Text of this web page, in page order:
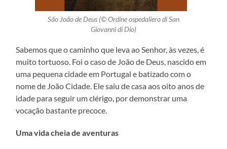
São João de Deus (© Ordine ospedaliero di San
Giovanni di Dio)
Sabemos que o caminho que leva ao Senhor, às vezes, é
muito tortuoso. Foi o caso de João de Deus, nascido em
uma pequena cidade em Portugal e batizado com o
nome de João Cidade. Ele saiu de casa aos oito anos de
idade para seguir um clérigo, por demonstrar uma
vocação bastante precoce.
Uma vida cheia de aventuras